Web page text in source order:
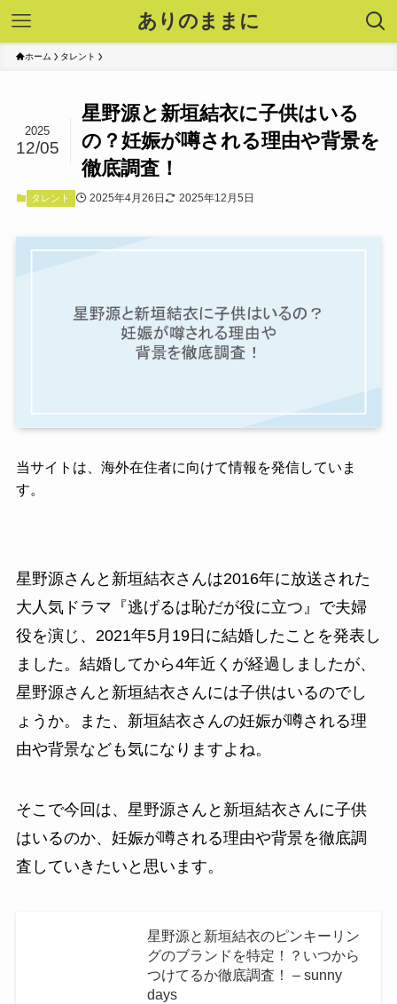
ありのままに
ホーム タレント
星野源と新垣結衣に子供はいる
の？妊娠が噂される理由や背景を
徹底調査！
2025
12/05
タレント 2025年4月26日 2025年12月5日
当サイトは、海外在住者に向けて情報を発信していま
す。
星野源さんと新垣結衣さんは2016年に放送された
大人気ドラマ『逃げるは恥だが役に立つ』で夫婦
役を演じ、2021年5月19日に結婚したことを発表し
ました。結婚してから4年近くが経過しましたが、
星野源さんと新垣結衣さんには子供はいるのでし
ょうか。また、新垣結衣さんの妊娠が噂される理
由や背景なども気になりますよね。
そこで今回は、星野源さんと新垣結衣さんに子供
はいるのか、妊娠が噂される理由や背景を徹底調
査していきたいと思います。
星野源と新垣結衣のピンキーリン
グのブランドを特定！？いつから
つけてるか徹底調査！ – sunny
days